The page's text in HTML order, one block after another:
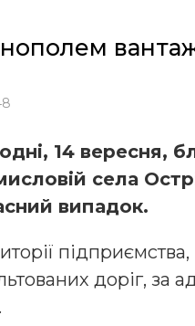
14 вересня,
села
випадок.
доріг, за